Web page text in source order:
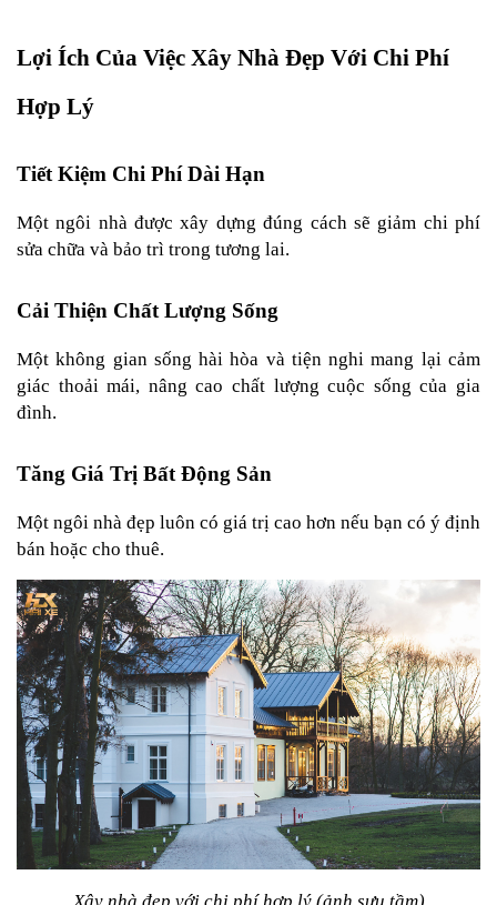
Lợi Ích Của Việc Xây Nhà Đẹp Với Chi Phí
Hợp Lý
Tiết Kiệm Chi Phí Dài Hạn
Một ngôi nhà được xây dựng đúng cách sẽ giảm chi phí
sửa chữa và bảo trì trong tương lai.
Cải Thiện Chất Lượng Sống
Một không gian sống hài hòa và tiện nghi mang lại cảm
giác thoải mái, nâng cao chất lượng cuộc sống của gia
đình.
Tăng Giá Trị Bất Động Sản
Một ngôi nhà đẹp luôn có giá trị cao hơn nếu bạn có ý định
bán hoặc cho thuê.